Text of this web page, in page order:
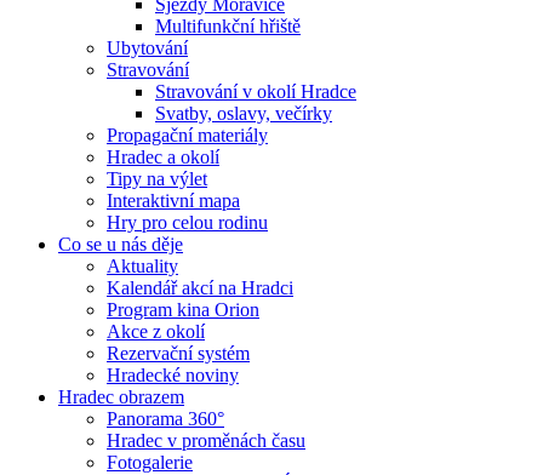
Sjezdy Moravice
Multifunkční hřiště
Ubytování
Stravování
Stravování v okolí Hradce
Svatby, oslavy, večírky
Propagační materiály
Hradec a okolí
Tipy na výlet
Interaktivní mapa
Hry pro celou rodinu
Co se u nás děje
Aktuality
Kalendář akcí na Hradci
Program kina Orion
Akce z okolí
Rezervační systém
Hradecké noviny
Hradec obrazem
Panorama 360°
Hradec v proměnách času
Fotogalerie